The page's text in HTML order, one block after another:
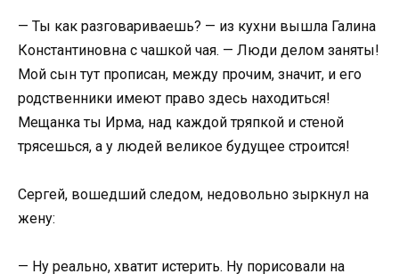
— Ты как разговариваешь? — из кухни вышла Галина
Константиновна с чашкой чая. — Люди делом заняты!
Мой сын тут прописан, между прочим, значит, и его
родственники имеют право здесь находиться!
Мещанка ты Ирма, над каждой тряпкой и стеной
трясешься, а у людей великое будущее строится!
Сергей, вошедший следом, недовольно зыркнул на
жену:
— Ну реально, хватит истерить. Ну порисовали на